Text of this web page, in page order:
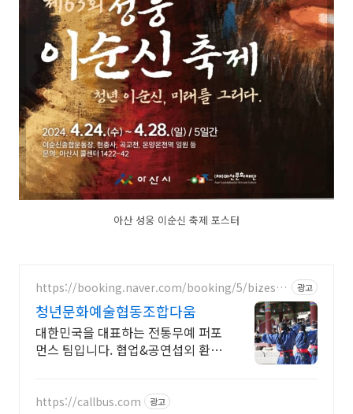
아산 성웅 이순신 축제 포스터
https://booking.naver.com/booking/5/bizes/6
광고
청년문화예술협동조합다움
대한민국을 대표하는 전통무예 퍼포
먼스 팀입니다. 협업&공연섭외 환영
https://callbus.com 광고